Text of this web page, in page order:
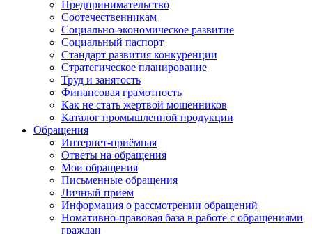
Предпринимательство
Соотечественникам
Социально-экономическое развитие
Социальный паспорт
Стандарт развития конкуренции
Стратегическое планирование
Труд и занятость
Финансовая грамотность
Как не стать жертвой мошенников
Каталог промышленной продукции
Обращения
Интернет-приёмная
Ответы на обращения
Мои обращения
Письменные обращения
Личный прием
Информация о рассмотрении обращений
Номативно-правовая база в работе с обращениями
граждан